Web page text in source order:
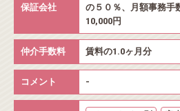
保証会社
の５０％、月額事務手
10,000円
仲介手数料 賃料の1.0ヶ月分
コメント -